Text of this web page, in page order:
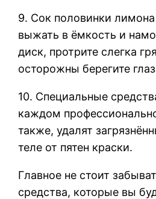
9. Сок половинки
выжать в ёмкость и
диск, протрите слегка
осторожны берегите
10. Специальные
каждом
также, удалят
теле от пятен краски.
Главное не стоит
средства, которые вы